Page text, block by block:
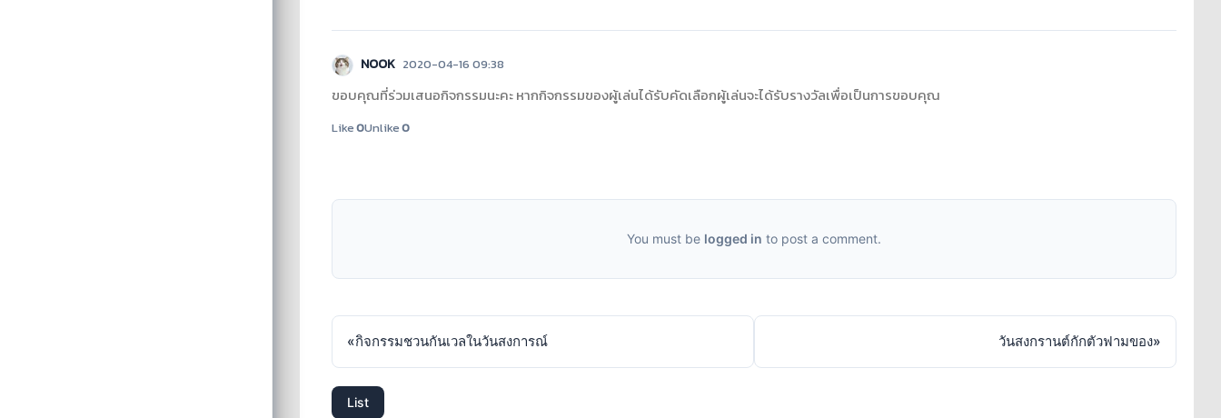
NOOK 2020-04-16 09:38
ขอบคุณที่ร่วมเสนอกิจกรรมนะคะ หากกิจกรรมของผู้เล่นได้รับคัดเลือกผู้เล่นจะได้รับรางวัลเพื่อเป็นการขอบคุณ
Like0Unlike0
You must be logged in to post a comment.
«กิจกรรมชวนกันเวลในวันสงการณ์ วันสงกรานต์กักตัวฟามของ»
List